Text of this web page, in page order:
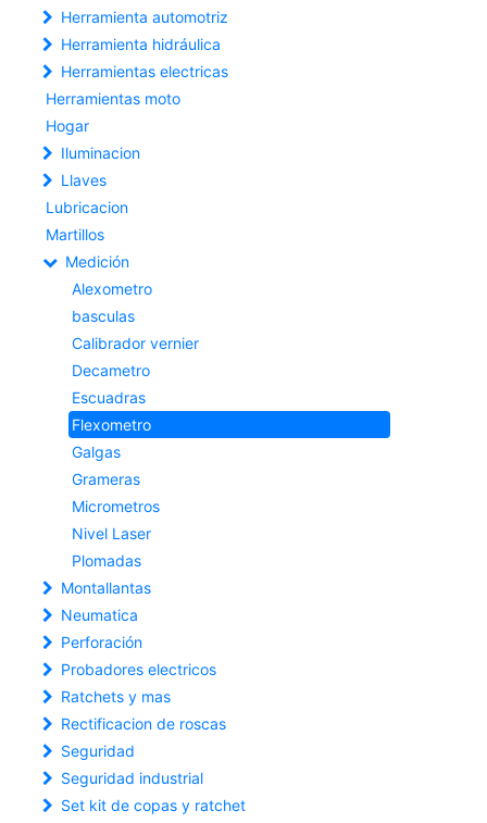
Herramienta automotriz
Herramienta hidráulica
Herramientas electricas
Herramientas moto
Hogar
Iluminacion
Llaves
Lubricacion
Martillos
Medición
Alexometro
basculas
Calibrador vernier
Decametro
Escuadras
Flexometro
Galgas
Grameras
Micrometros
Nivel Laser
Plomadas
Montallantas
Neumatica
Perforación
Probadores electricos
Ratchets y mas
Rectificacion de roscas
Seguridad
Seguridad industrial
Set kit de copas y ratchet